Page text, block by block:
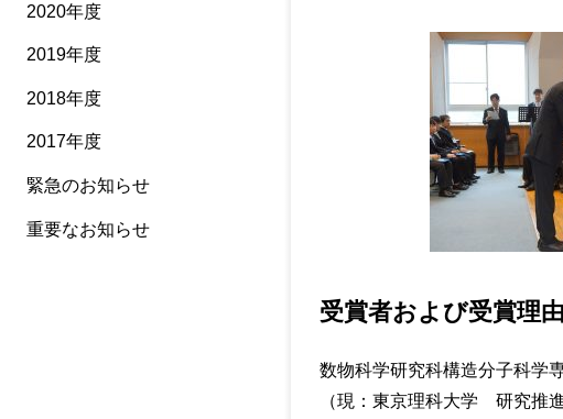
受賞者および受賞理由
数物科学研究科構造分子科
（現：東京理科大学 研究推
2020年度
2019年度
2018年度
2017年度
緊急のお知らせ
重要なお知らせ